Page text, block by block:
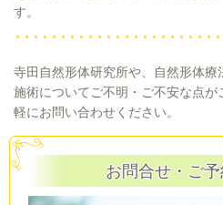
す。
寺田自然形体研究所や、自然形体
施術についてご不明・ご不安な点
軽にお問い合わせください。
お問合せ・ご